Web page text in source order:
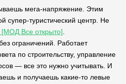
мега-напряжение. Этим
супер-туристический центр. Не
Все открыто]
ограничений. Работает
по строительству, управление
— все это нужно учитывать. И
и получаешь какие-то левые